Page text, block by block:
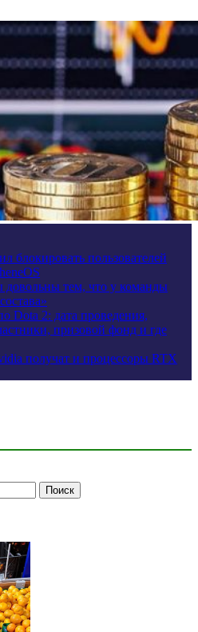
блокировать пользователей
тем, что у команды
Dota 2: дата проведения,
призовой фонд и где
получат и процессоры RTX